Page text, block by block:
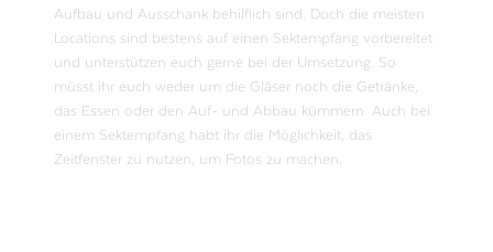
Aufbau und Ausschank behilflich sind. Doch die meisten
Locations sind bestens auf einen Sektempfang vorbereitet
und unterstützen euch gerne bei der Umsetzung. So
müsst ihr euch weder um die Gläser noch die Getränke,
das Essen oder den Auf- und Abbau kümmern. Auch bei
einem Sektempfang habt ihr die Möglichkeit, das
Zeitfenster zu nutzen, um Fotos zu machen.